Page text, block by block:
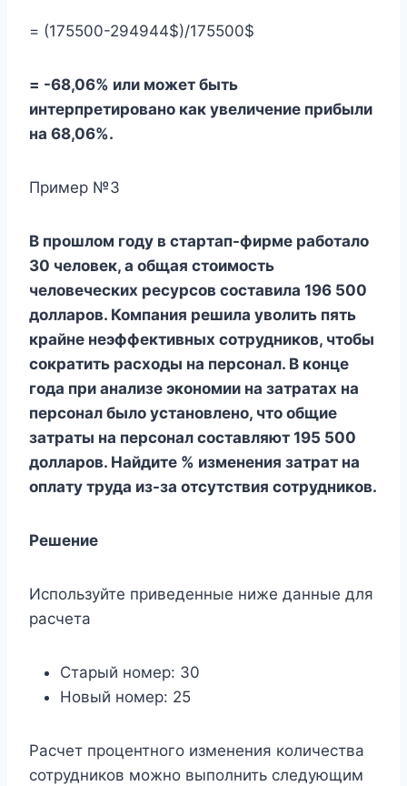
= (175500-294944$)/175500$
= -68,06% или может быть
интерпретировано как увеличение прибыли
на 68,06%.
Пример №3
В прошлом году в стартап-фирме работало
30 человек, а общая стоимость
человеческих ресурсов составила 196 500
долларов. Компания решила уволить пять
крайне неэффективных сотрудников, чтобы
сократить расходы на персонал. В конце
года при анализе экономии на затратах на
персонал было установлено, что общие
затраты на персонал составляют 195 500
долларов. Найдите % изменения затрат на
оплату труда из-за отсутствия сотрудников.
Решение
Используйте приведенные ниже данные для
расчета
Старый номер: 30
Новый номер: 25
Расчет процентного изменения количества
сотрудников можно выполнить следующим